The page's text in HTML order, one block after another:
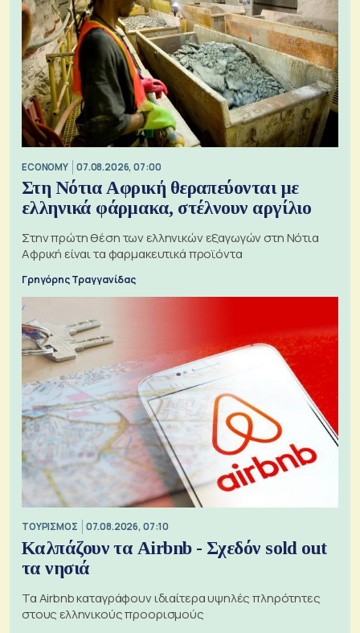
ECONOMY 07.08.2026, 07:00
Στη Νότια Αφρική θεραπεύονται με
ελληνικά φάρμακα, στέλνουν αργίλιο
Στην πρώτη θέση των ελληνικών εξαγωγών στη Νότια
Αφρική είναι τα φαρμακευτικά προϊόντα
Γρηγόρης Τραγγανίδας
ΤΟΥΡΙΣΜΟΣ 07.08.2026, 07:10
Καλπάζουν τα Airbnb - Σχεδόν sold out
τα νησιά
Τα Airbnb καταγράφουν ιδιαίτερα υψηλές πληρότητες
στους ελληνικούς προορισμούς